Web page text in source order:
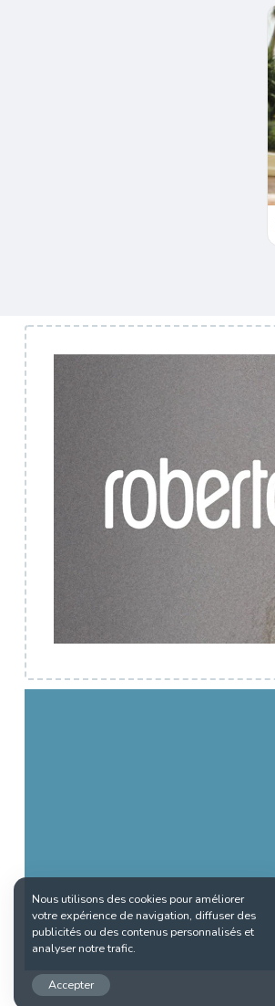
Nous utilisons des cookies pour améliorer
votre expérience de navigation, diffuser des
publicités ou des contenus personnalisés et
analyser notre trafic.
Accepter